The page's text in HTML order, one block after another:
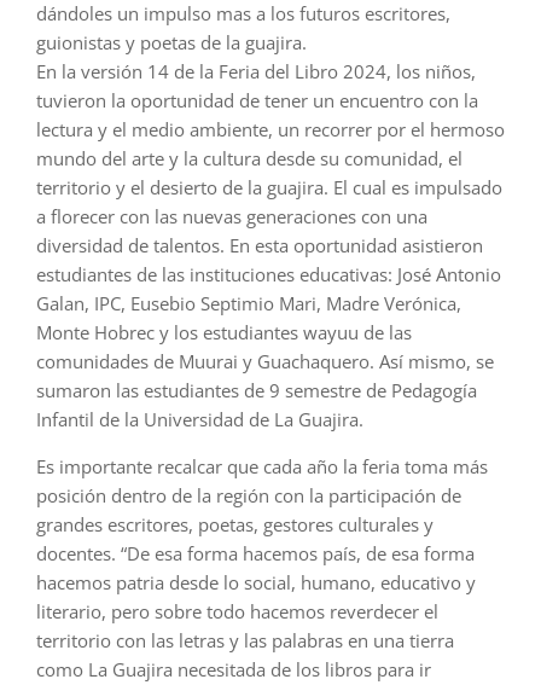
dándoles un impulso mas a los futuros escritores,
guionistas y poetas de la guajira.
En la versión 14 de la Feria del Libro 2024, los niños,
tuvieron la oportunidad de tener un encuentro con la
lectura y el medio ambiente, un recorrer por el hermoso
mundo del arte y la cultura desde su comunidad, el
territorio y el desierto de la guajira. El cual es impulsado
a florecer con las nuevas generaciones con una
diversidad de talentos. En esta oportunidad asistieron
estudiantes de las instituciones educativas: José Antonio
Galan, IPC, Eusebio Septimio Mari, Madre Verónica,
Monte Hobrec y los estudiantes wayuu de las
comunidades de Muurai y Guachaquero. Así mismo, se
sumaron las estudiantes de 9 semestre de Pedagogía
Infantil de la Universidad de La Guajira.
Es importante recalcar que cada año la feria toma más
posición dentro de la región con la participación de
grandes escritores, poetas, gestores culturales y
docentes. “De esa forma hacemos país, de esa forma
hacemos patria desde lo social, humano, educativo y
literario, pero sobre todo hacemos reverdecer el
territorio con las letras y las palabras en una tierra
como La Guajira necesitada de los libros para ir